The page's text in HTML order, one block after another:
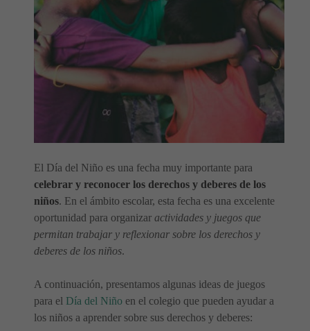
El Día del Niño es una fecha muy importante para
celebrar y reconocer los derechos y deberes de los
niños. En el ámbito escolar, esta fecha es una excelente
oportunidad para organizar actividades y juegos que
permitan trabajar y reflexionar sobre los derechos y
deberes de los niños.
A continuación, presentamos algunas ideas de juegos
para el Día del Niño en el colegio que pueden ayudar a
los niños a aprender sobre sus derechos y deberes: